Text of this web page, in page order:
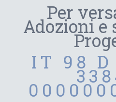
Per
Adozioni e
IT 98 D